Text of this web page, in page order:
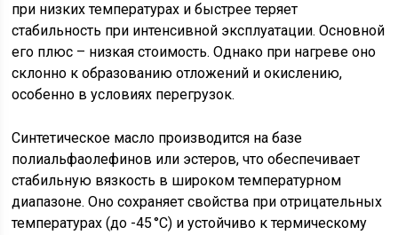
при низких температурах и быстрее теряет
стабильность при интенсивной эксплуатации. Основной
его плюс – низкая стоимость. Однако при нагреве оно
склонно к образованию отложений и окислению,
особенно в условиях перегрузок.
Синтетическое масло производится на базе
полиальфаолефинов или эстеров, что обеспечивает
стабильную вязкость в широком температурном
диапазоне. Оно сохраняет свойства при отрицательных
температурах (до -45 °C) и устойчиво к термическому